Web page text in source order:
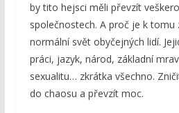
by tito hejsci měli převzít
společnostech. A proč je k
normální svět obyčejných lidí.
práci, jazyk, národ, základní
sexualitu… zkrátka všechno.
do chaosu a převzít moc.